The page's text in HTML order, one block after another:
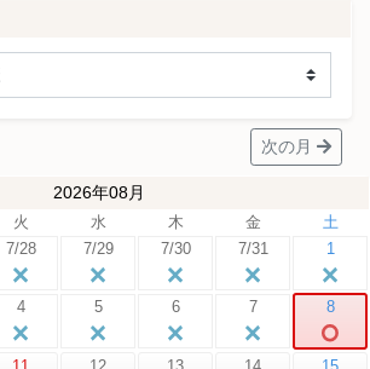
次の月
2026年08月
火 水 木 金
土
7/28 7/29 7/30 7/31 1
4 5 6 7 8